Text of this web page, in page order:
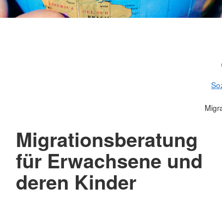
Migrationsberatung
für Erwachsene und
deren Kinder